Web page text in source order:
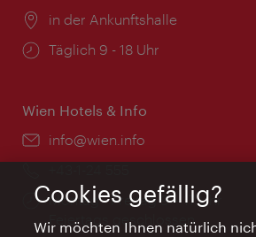
Ort:
in der Ankunftshalle
Öffnungszeiten:
Täglich 9 - 18 Uhr
Wien Hotels & Info
Email:
info@wien.info
Öffnungszeiten:
Montag - Freitag 9 – 17 Uhr
Feiertags geschlossen
Cookies gefällig?
Wir möchten Ihnen natürlich